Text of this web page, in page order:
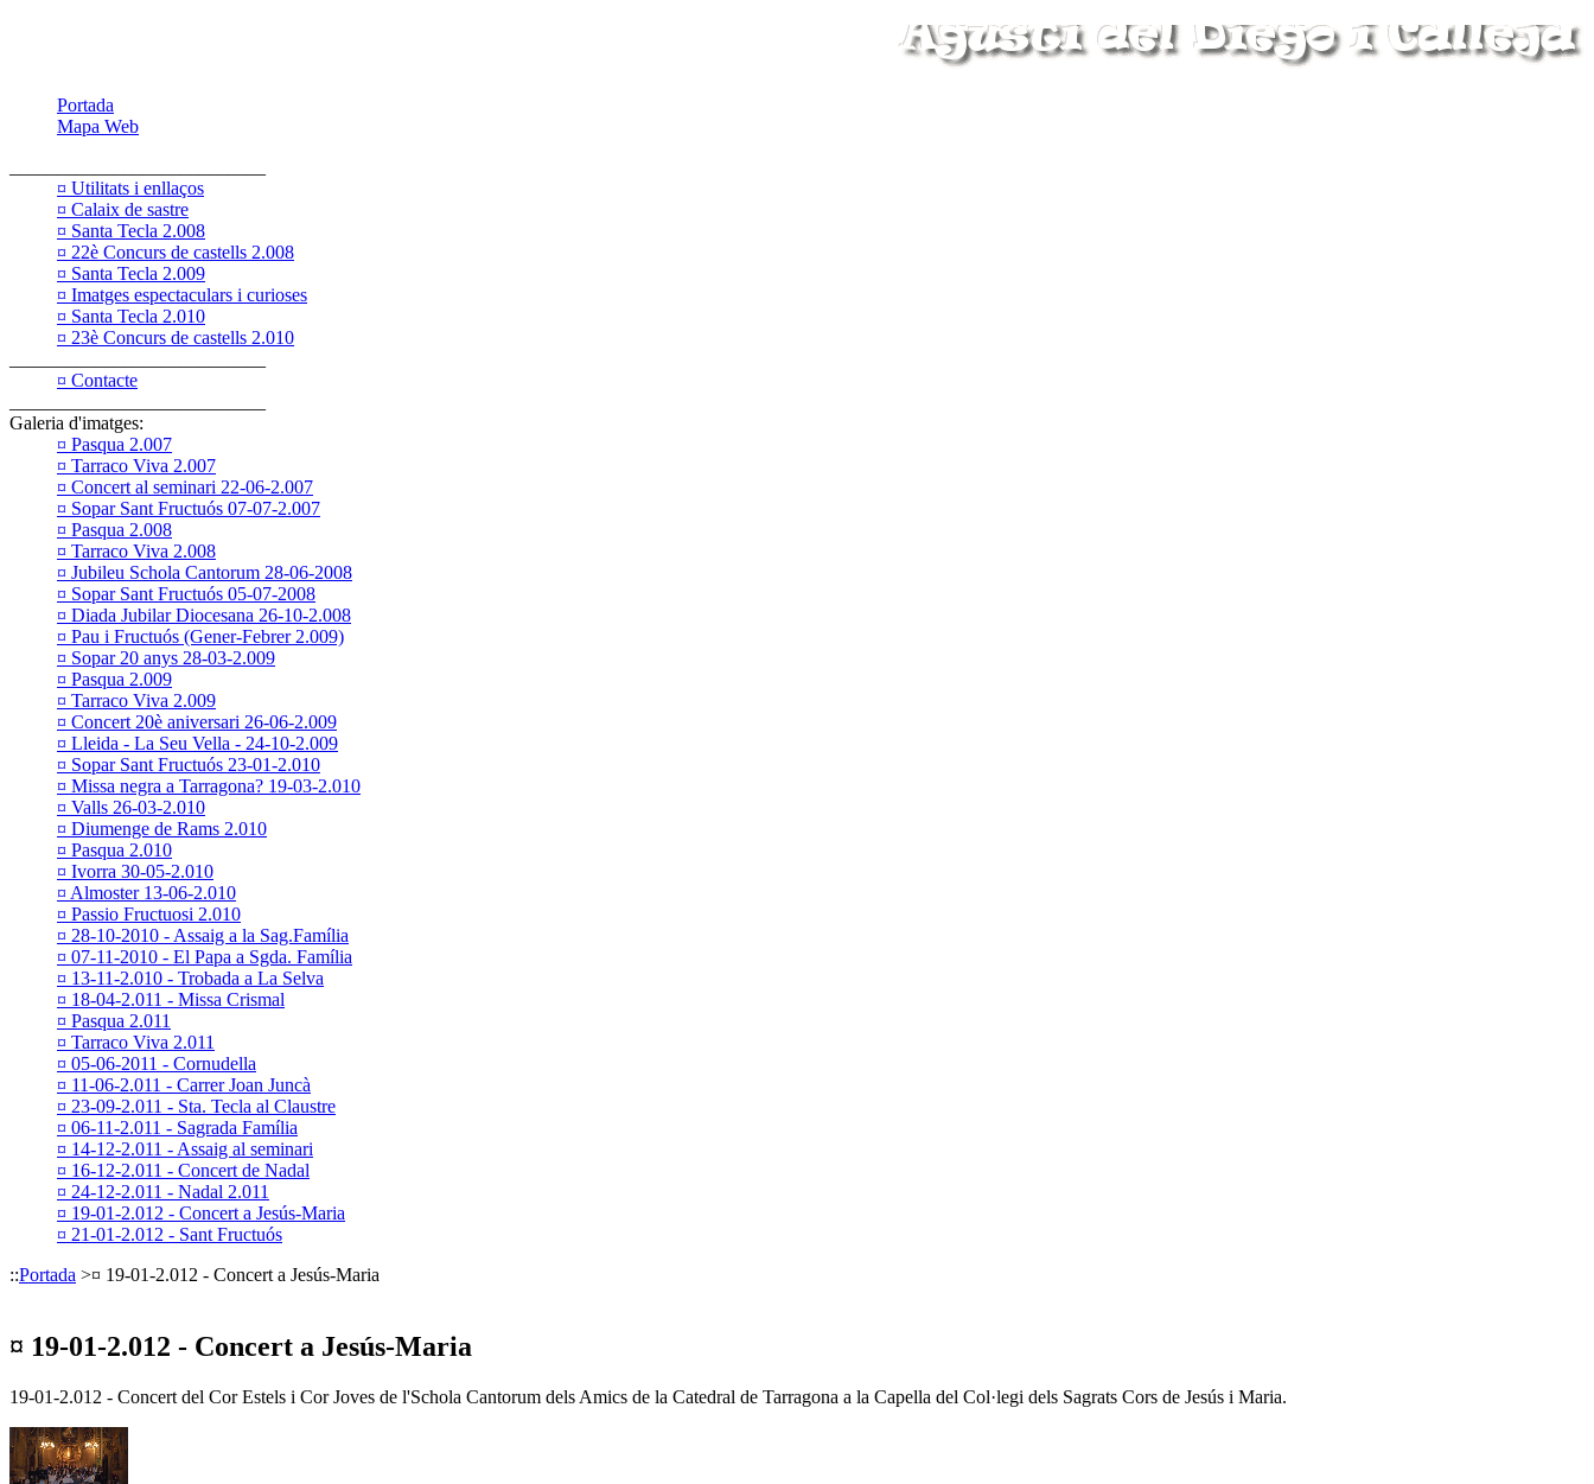
Portada
Mapa Web
¤ Utilitats i enllaços
¤ Calaix de sastre
¤ Santa Tecla 2.008
¤ 22è Concurs de castells 2.008
¤ Santa Tecla 2.009
¤ Imatges espectaculars i curioses
¤ Santa Tecla 2.010
¤ 23è Concurs de castells 2.010
¤ Contacte
Galeria d'imatges:
¤ Pasqua 2.007
¤ Tarraco Viva 2.007
¤ Concert al seminari 22-06-2.007
¤ Sopar Sant Fructuós 07-07-2.007
¤ Pasqua 2.008
¤ Tarraco Viva 2.008
¤ Jubileu Schola Cantorum 28-06-2008
¤ Sopar Sant Fructuós 05-07-2008
¤ Diada Jubilar Diocesana 26-10-2.008
¤ Pau i Fructuós (Gener-Febrer 2.009)
¤ Sopar 20 anys 28-03-2.009
¤ Pasqua 2.009
¤ Tarraco Viva 2.009
¤ Concert 20è aniversari 26-06-2.009
¤ Lleida - La Seu Vella - 24-10-2.009
¤ Sopar Sant Fructuós 23-01-2.010
¤ Missa negra a Tarragona? 19-03-2.010
¤ Valls 26-03-2.010
¤ Diumenge de Rams 2.010
¤ Pasqua 2.010
¤ Ivorra 30-05-2.010
¤ Almoster 13-06-2.010
¤ Passio Fructuosi 2.010
¤ 28-10-2010 - Assaig a la Sag.Família
¤ 07-11-2010 - El Papa a Sgda. Família
¤ 13-11-2.010 - Trobada a La Selva
¤ 18-04-2.011 - Missa Crismal
¤ Pasqua 2.011
¤ Tarraco Viva 2.011
¤ 05-06-2011 - Cornudella
¤ 11-06-2.011 - Carrer Joan Juncà
¤ 23-09-2.011 - Sta. Tecla al Claustre
¤ 06-11-2.011 - Sagrada Família
¤ 14-12-2.011 - Assaig al seminari
¤ 16-12-2.011 - Concert de Nadal
¤ 24-12-2.011 - Nadal 2.011
¤ 19-01-2.012 - Concert a Jesús-Maria
¤ 21-01-2.012 - Sant Fructuós
::Portada >¤ 19-01-2.012 - Concert a Jesús-Maria
¤ 19-01-2.012 - Concert a Jesús-Maria
19-01-2.012 - Concert del Cor Estels i Cor Joves de l'Schola Cantorum dels Amics de la Catedral de Tarragona a la Capella del Col·legi dels Sagrats Cors de Jesús i Maria.